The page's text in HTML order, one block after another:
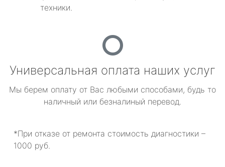
техники.
Универсальная оплата наших услуг
Мы берем оплату от Вас любыми способами, будь то
наличный или безналиный перевод.
*При отказе от ремонта стоимость диагностики –
1000 руб.